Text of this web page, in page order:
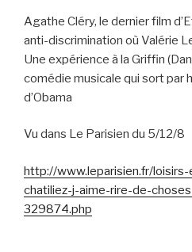
Agathe Cléry, le dernier film
anti-discrimination où Valérie
Une expérience à la Griffin
comédie musicale qui sort par
d’Obama
Vu dans Le Parisien du 5/12/8
http://www.leparisien.fr/
chatiliez-j-aime-rire-de-
329874.php